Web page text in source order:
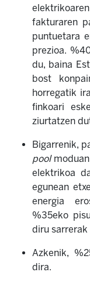
fakturaren
puntuetara
prezioa.
du, baina
bost
horregatik
finkoari
ziurtatzen
Bigarrenik,
poolmoduan
elektrikoa
egunean
energia
%35eko
diru sarrerak
Azkenik,
dira.